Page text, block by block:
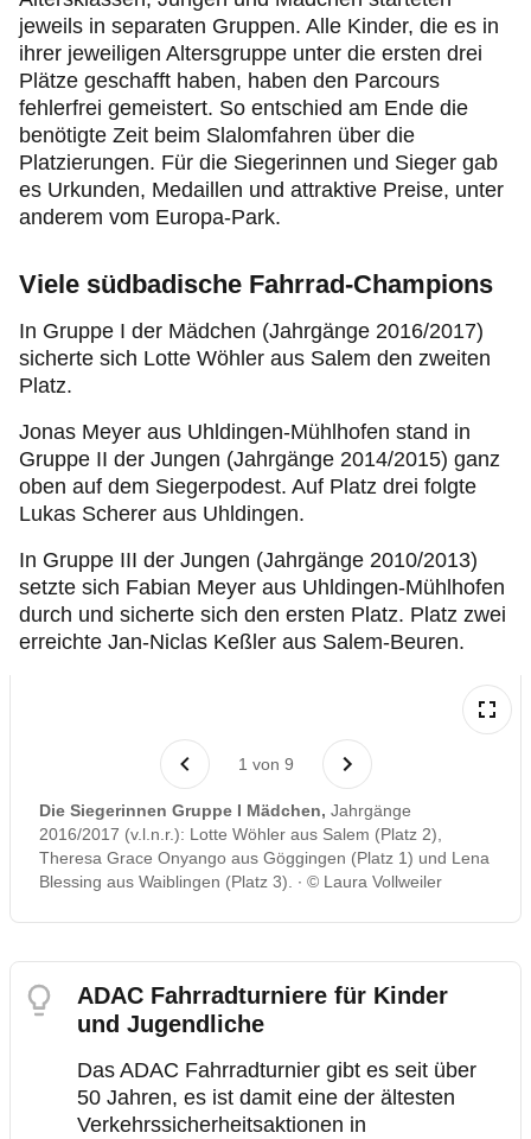
jeweils in separaten Gruppen. Alle Kinder, die es in
ihrer jeweiligen Altersgruppe unter die ersten drei
Plätze geschafft haben, haben den Parcours
fehlerfrei gemeistert. So entschied am Ende die
benötigte Zeit beim Slalomfahren über die
Platzierungen. Für die Siegerinnen und Sieger gab
es Urkunden, Medaillen und attraktive Preise, unter
anderem vom Europa-Park.
Viele südbadische Fahrrad-Champions
In Gruppe I der Mädchen (Jahrgänge 2016/2017)
sicherte sich Lotte Wöhler aus Salem den zweiten
Platz.
Jonas Meyer aus Uhldingen-Mühlhofen stand in
Gruppe II der Jungen (Jahrgänge 2014/2015) ganz
oben auf dem Siegerpodest. Auf Platz drei folgte
Lukas Scherer aus Uhldingen.
In Gruppe III der Jungen (Jahrgänge 2010/2013)
setzte sich Fabian Meyer aus Uhldingen-Mühlhofen
durch und sicherte sich den ersten Platz. Platz zwei
erreichte Jan-Niclas Keßler aus Salem-Beuren.
1 von 9
Die Siegerinnen Gruppe I Mädchen, Jahrgänge
2016/2017 (v.l.n.r.): Lotte Wöhler aus Salem (Platz 2),
Theresa Grace Onyango aus Göggingen (Platz 1) und Lena
Blessing aus Waiblingen (Platz 3).
© Laura Vollweiler
ADAC Fahrradturniere für Kinder
und Jugendliche
Das ADAC Fahrradturnier gibt es seit über
50 Jahren, es ist damit eine der ältesten
Verkehrssicherheitsaktionen in